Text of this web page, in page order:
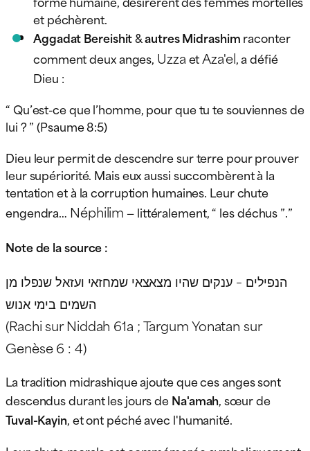
et péchèrent.
Aggadat Bereishit&autres Midrashimraconter
comment deux anges, UzzaetAza'el, a défié
Dieu :
“ Qu’est-ce que l’homme, pour que tu te souviennes de
lui ? ” (Psaume 8:5)
Dieu leur permit de descendre sur terre pour prouver
leur supériorité. Mais eux aussi succombèrent à la
tentation et à la corruption humaines. Leur chute
engendra… Néphilim — littéralement, “ les déchus ”.”
Note de la source :
הנפילים – ענקים שהיו מצאצאי שמחזאי ועזאל שנפלו מן
השמים בימי אנוש
(Rachi sur Niddah 61a ; Targum Yonatan sur
Genèse 6 : 4)
La tradition midrashique ajoute que ces anges sont
descendus durant les jours deNa'amah, sœur de
Tuval-Kayin, et ont péché avec l'humanité.